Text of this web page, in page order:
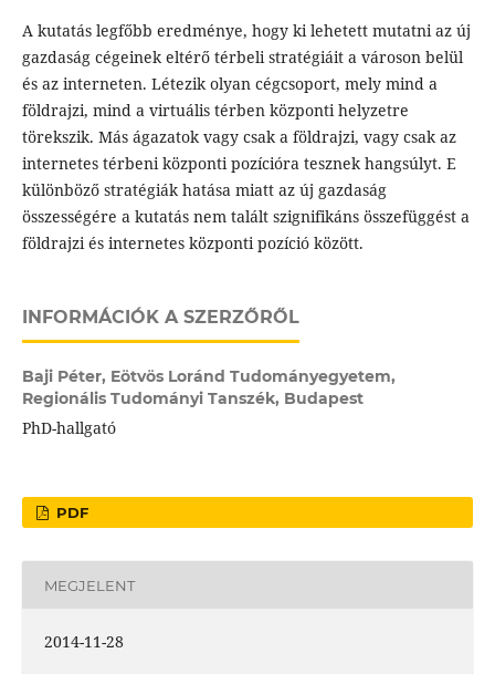
A kutatás legfőbb eredménye, hogy ki lehetett mutatni az új
gazdaság cégeinek eltérő térbeli stratégiáit a városon belül
és az interneten. Létezik olyan cégcsoport, mely mind a
földrajzi, mind a virtuális térben központi helyzetre
törekszik. Más ágazatok vagy csak a földrajzi, vagy csak az
internetes térbeni központi pozícióra tesznek hangsúlyt. E
különböző stratégiák hatása miatt az új gazdaság
összességére a kutatás nem talált szignifikáns összefüggést a
földrajzi és internetes központi pozíció között.
INFORMÁCIÓK A SZERZŐRŐL
Baji Péter, Eötvös Loránd Tudományegyetem,
Regionális Tudományi Tanszék, Budapest
PhD-hallgató
PDF
MEGJELENT
2014-11-28